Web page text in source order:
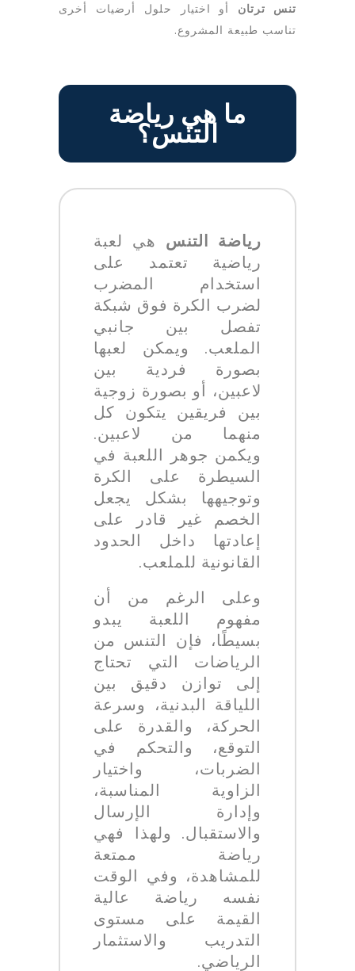
تنس ترتان أو اختيار حلول أرضيات أخرى
تناسب طبيعة المشروع.
ما هي رياضة
التنس؟
رياضة التنس هي لعبة
رياضية تعتمد على
استخدام المضرب
لضرب الكرة فوق شبكة
تفصل بين جانبي
الملعب. ويمكن لعبها
بصورة فردية بين
لاعبين، أو بصورة زوجية
بين فريقين يتكون كل
منهما من لاعبين.
ويكمن جوهر اللعبة في
السيطرة على الكرة
وتوجيهها بشكل يجعل
الخصم غير قادر على
إعادتها داخل الحدود
القانونية للملعب.
وعلى الرغم من أن
مفهوم اللعبة يبدو
بسيطًا، فإن التنس من
الرياضات التي تحتاج
إلى توازن دقيق بين
اللياقة البدنية، وسرعة
الحركة، والقدرة على
التوقع، والتحكم في
الضربات، واختيار
الزاوية المناسبة،
وإدارة الإرسال
والاستقبال. ولهذا فهي
رياضة ممتعة
للمشاهدة، وفي الوقت
نفسه رياضة عالية
القيمة على مستوى
التدريب والاستثمار
الرياضي.